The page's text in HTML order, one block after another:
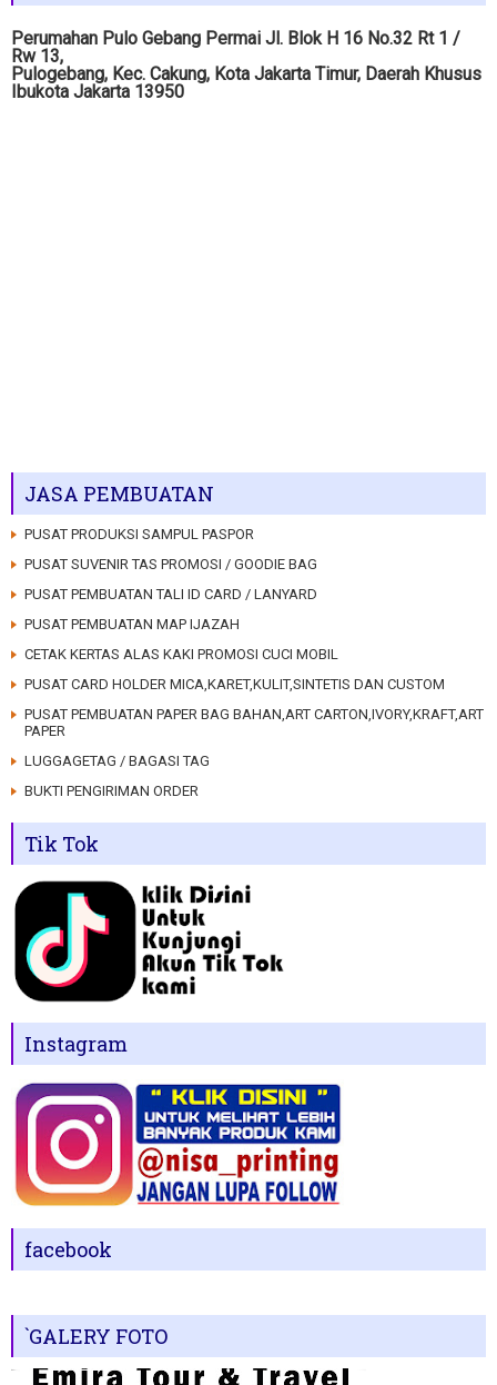
Perumahan Pulo Gebang Permai Jl. Blok H 16 No.32 Rt 1 /
Rw 13,
Pulogebang, Kec. Cakung, Kota Jakarta Timur, Daerah Khusus
Ibukota Jakarta 13950
JASA PEMBUATAN
PUSAT PRODUKSI SAMPUL PASPOR
PUSAT SUVENIR TAS PROMOSI / GOODIE BAG
PUSAT PEMBUATAN TALI ID CARD / LANYARD
PUSAT PEMBUATAN MAP IJAZAH
CETAK KERTAS ALAS KAKI PROMOSI CUCI MOBIL
PUSAT CARD HOLDER MICA,KARET,KULIT,SINTETIS DAN CUSTOM
PUSAT PEMBUATAN PAPER BAG BAHAN,ART CARTON,IVORY,KRAFT,ART
PAPER
LUGGAGETAG / BAGASI TAG
BUKTI PENGIRIMAN ORDER
Tik Tok
Instagram
facebook
`GALERY FOTO